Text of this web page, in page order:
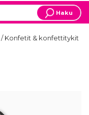
Haku
/Konfetit & konfettitykit